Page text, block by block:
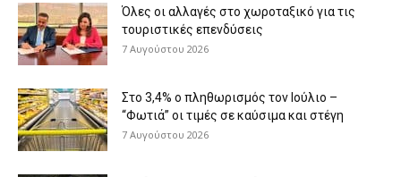
Όλες οι αλλαγές στο χωροταξικό για τις
τουριστικές επενδύσεις
7 Αυγούστου 2026
Στο 3,4% ο πληθωρισμός τον Ιούλιο –
“Φωτιά” οι τιμές σε καύσιμα και στέγη
7 Αυγούστου 2026